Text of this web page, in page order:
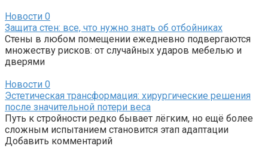
Новости 0
Защита стен: все, что нужно знать об отбойниках
Стены в любом помещении ежедневно подвергаются
множеству рисков: от случайных ударов мебелью и
дверями
Новости 0
Эстетическая трансформация: хирургические решения
после значительной потери веса
Путь к стройности редко бывает лёгким, но ещё более
сложным испытанием становится этап адаптации
Добавить комментарий